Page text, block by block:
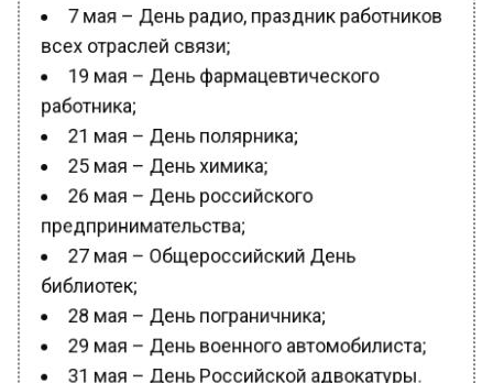
7 мая – День радио, праздник работников
всех отраслей связи;
19 мая – День фармацевтического
работника;
21 мая – День полярника;
25 мая – День химика;
26 мая – День российского
предпринимательства;
27 мая – Общероссийский День
библиотек;
28 мая – День пограничника;
29 мая – День военного автомобилиста;